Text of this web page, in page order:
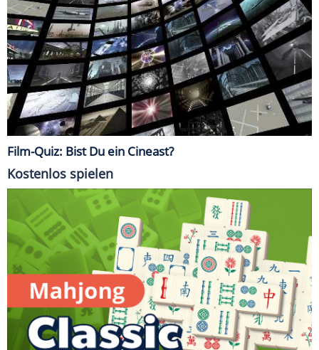
Film-Quiz: Bist Du ein Cineast?
Kostenlos spielen